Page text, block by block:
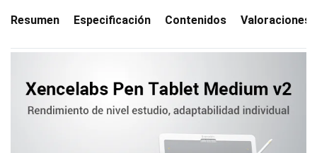
Resumen Especificación Contenidos